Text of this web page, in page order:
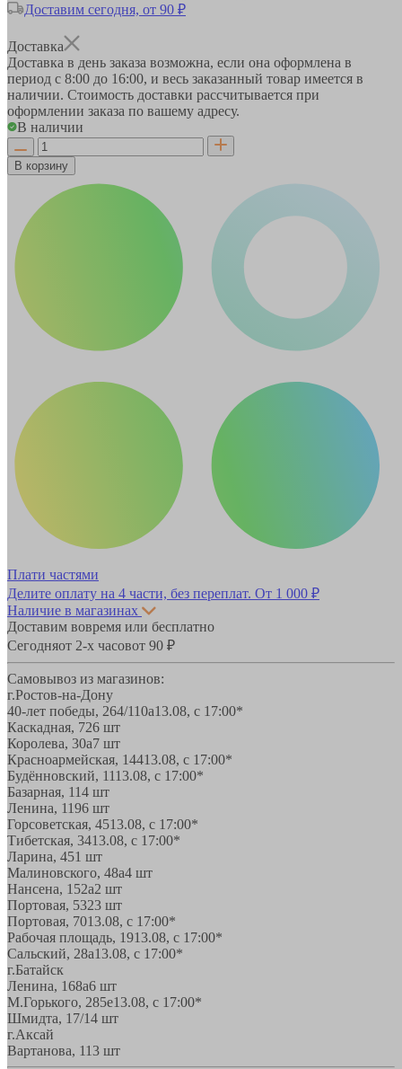
Доставим сегодня, от 90 ₽
Доставка
Доставка в день заказа возможна, если она оформлена в
период с 8:00 до 16:00, и весь заказанный товар имеется в
наличии. Стоимость доставки рассчитывается при
оформлении заказа по вашему адресу.
В наличии
В корзину
Плати частями
Делите оплату на 4 части, без переплат. От 1 000 ₽
Наличие в магазинах
Доставим вовремя или бесплатно
Сегодняот 2-х часовот 90 ₽
Самовывоз из магазинов:
г.Ростов-на-Дону
40-лет победы, 264/110а13.08, с 17:00*
Каскадная, 726 шт
Королева, 30а7 шт
Красноармейская, 14413.08, с 17:00*
Будённовский, 1113.08, с 17:00*
Базарная, 114 шт
Ленина, 1196 шт
Горсоветская, 4513.08, с 17:00*
Тибетская, 3413.08, с 17:00*
Ларина, 451 шт
Малиновского, 48а4 шт
Нансена, 152а2 шт
Портовая, 5323 шт
Портовая, 7013.08, с 17:00*
Рабочая площадь, 1913.08, с 17:00*
Сальский, 28a13.08, с 17:00*
г.Батайск
Ленина, 168а6 шт
М.Горького, 285е13.08, с 17:00*
Шмидта, 17/14 шт
г.Аксай
Вартанова, 113 шт